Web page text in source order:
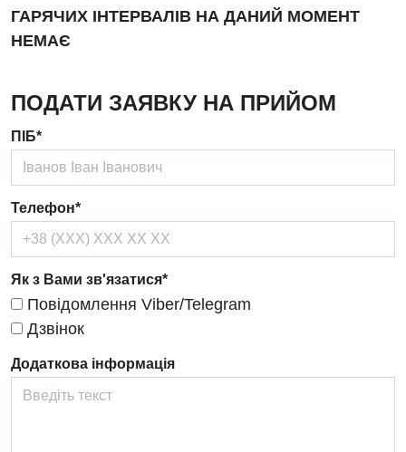
Гематологія
Дієтологія
Кардіологія
Мамологія
Медична психологія
Неврологія
ГАРЯЧИХ ІНТЕРВАЛІВ НА ДАНИЙ МОМЕНТ
НЕМАЄ
ПОДАТИ ЗАЯВКУ НА ПРИЙОМ
ПІБ*
Телефон*
Як з Вами зв'язатися*
Повідомлення Viber/Telegram
Дзвінок
Додаткова інформація